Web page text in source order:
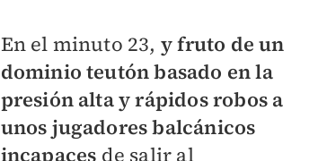
En el minuto 23, y fruto de un
dominio teutón basado en la
presión alta y rápidos robos a
unos jugadores balcánicos
incapaces de salir al